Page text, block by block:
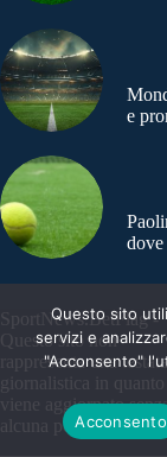
e
dove
SportNews.BetFlag -
Questo sito non
rappresenta una testata
giornalistica in quanto
viene aggiornato
alcuna periodicità
Questo sito
servizi e
"Acconsento"
Acconsento